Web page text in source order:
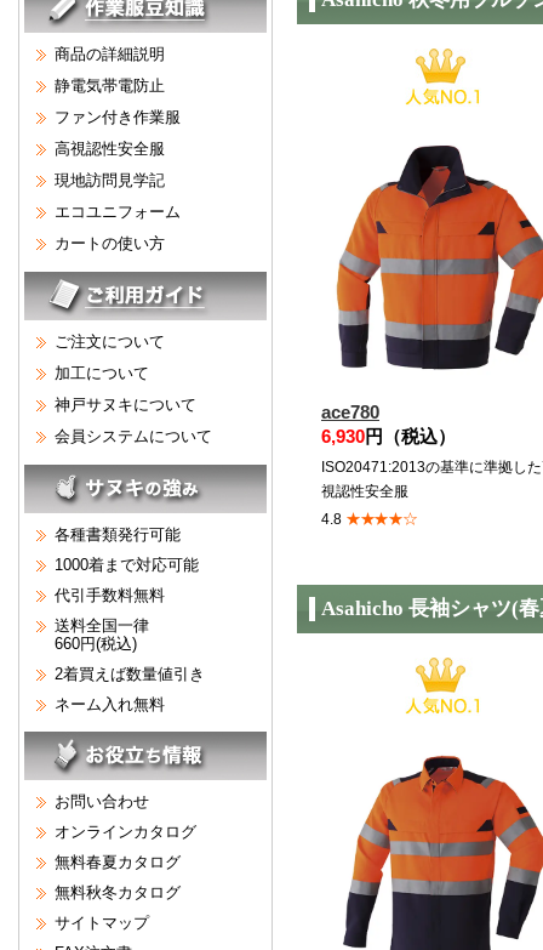
ace780
6,930円（税込）
ISO20471:2013の基準に準拠し
視認性安全服
4.8 ★★★★☆
Asahicho 長袖シャツ(
商品の詳細説明
静電気帯電防止
ファン付き作業服
高視認性安全服
現地訪問見学記
エコユニフォーム
カートの使い方
ご注文について
加工について
神戸サヌキについて
会員システムについて
各種書類発行可能
1000着まで対応可能
代引手数料無料
送料全国一律
660円(税込)
2着買えば数量値引き
ネーム入れ無料
お問い合わせ
オンラインカタログ
無料春夏カタログ
無料秋冬カタログ
サイトマップ